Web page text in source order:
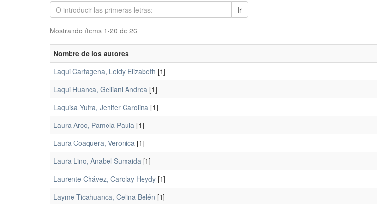
Ir
Mostrando ítems 1-20 de 26
Nombre de los autores
Laqui Cartagena, Leidy Elizabeth [1]
Laqui Huanca, Gelliani Andrea [1]
Laquisa Yufra, Jenifer Carolina [1]
Laura Arce, Pamela Paula [1]
Laura Coaquera, Verónica [1]
Laura Lino, Anabel Sumaida [1]
Laurente Chávez, Carolay Heydy [1]
Layme Ticahuanca, Celina Belén [1]